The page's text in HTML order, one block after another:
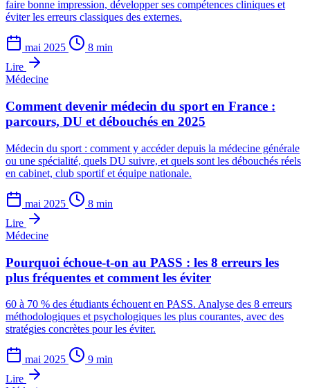
faire bonne impression, développer ses compétences cliniques et
éviter les erreurs classiques des externes.
mai 2025
8 min
Lire
Médecine
Comment devenir médecin du sport en France :
parcours, DU et débouchés en 2025
Médecin du sport : comment y accéder depuis la médecine générale
ou une spécialité, quels DU suivre, et quels sont les débouchés réels
en cabinet, club sportif et équipe nationale.
mai 2025
8 min
Lire
Médecine
Pourquoi échoue-t-on au PASS : les 8 erreurs les
plus fréquentes et comment les éviter
60 à 70 % des étudiants échouent en PASS. Analyse des 8 erreurs
méthodologiques et psychologiques les plus courantes, avec des
stratégies concrètes pour les éviter.
mai 2025
9 min
Lire